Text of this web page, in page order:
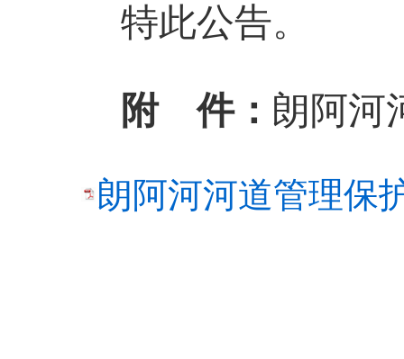
特此公告。
附 件： 朗阿河
朗阿河河道管理保